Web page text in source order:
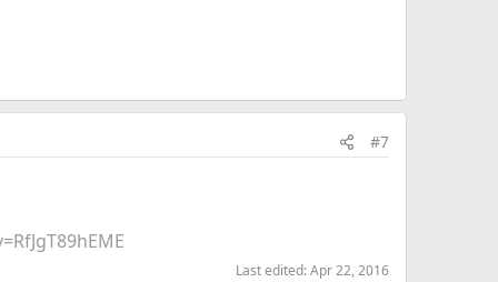
#7
Last edited:Apr 22, 2016